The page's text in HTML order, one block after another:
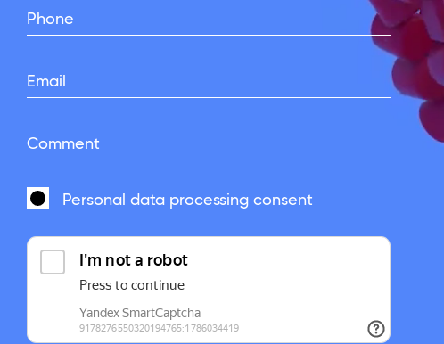
Phone
Email
Comment
Personal data processing consent